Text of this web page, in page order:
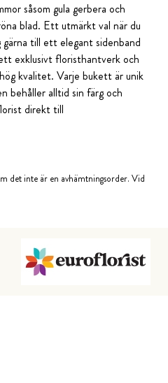
såsom gula gerbera och
blad. Ett utmärkt val när du
till ett elegant sidenband
exklusivt floristhantverk och
kvalitet. Varje bukett är unik
behåller alltid sin färg och
direkt till
det inte är en avhämtningsorder. Vid